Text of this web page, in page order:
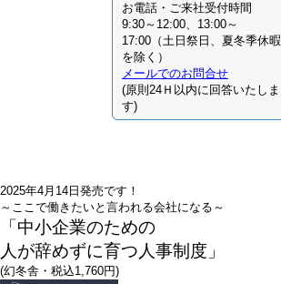
お電話・ご来社受付時間
9:30～12:00、13:00～
17:00（土日祭日、夏冬季休暇
を除く）
メールでのお問合せ
(原則24Ｈ以内に回答いたしま
す)
2025年4月14日発売です！
～ここで働きたいと言われる会社になる～
「中小企業のための
人が辞めずに育つ人事制度」
(幻冬舎・税込1,760円)